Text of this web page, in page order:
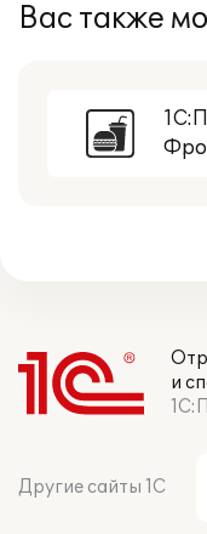
Вас также
и
Другие сайты 1С